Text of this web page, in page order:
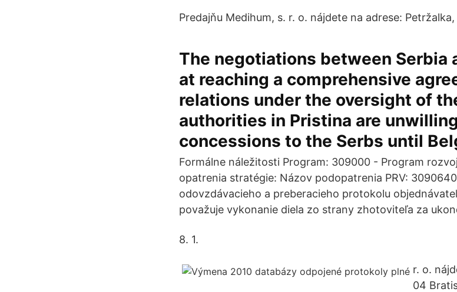
Predajňu Medihum, s. r. o. nájdete na adrese:
The negotiations between Serbia
at reaching a comprehensive
relations under the oversight of
authorities in Pristina are
concessions to the Serbs until
Formálne náležitosti Program: 309000 - Program
opatrenia stratégie: Názov podopatrenia PRV:
odovzdávacieho a preberacieho protokolu
považuje vykonanie diela zo strany zhotoviteľa za
8. 1.
r. o.
04